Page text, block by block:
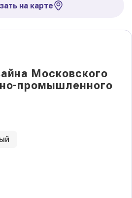
на карте
Московского
промышленного